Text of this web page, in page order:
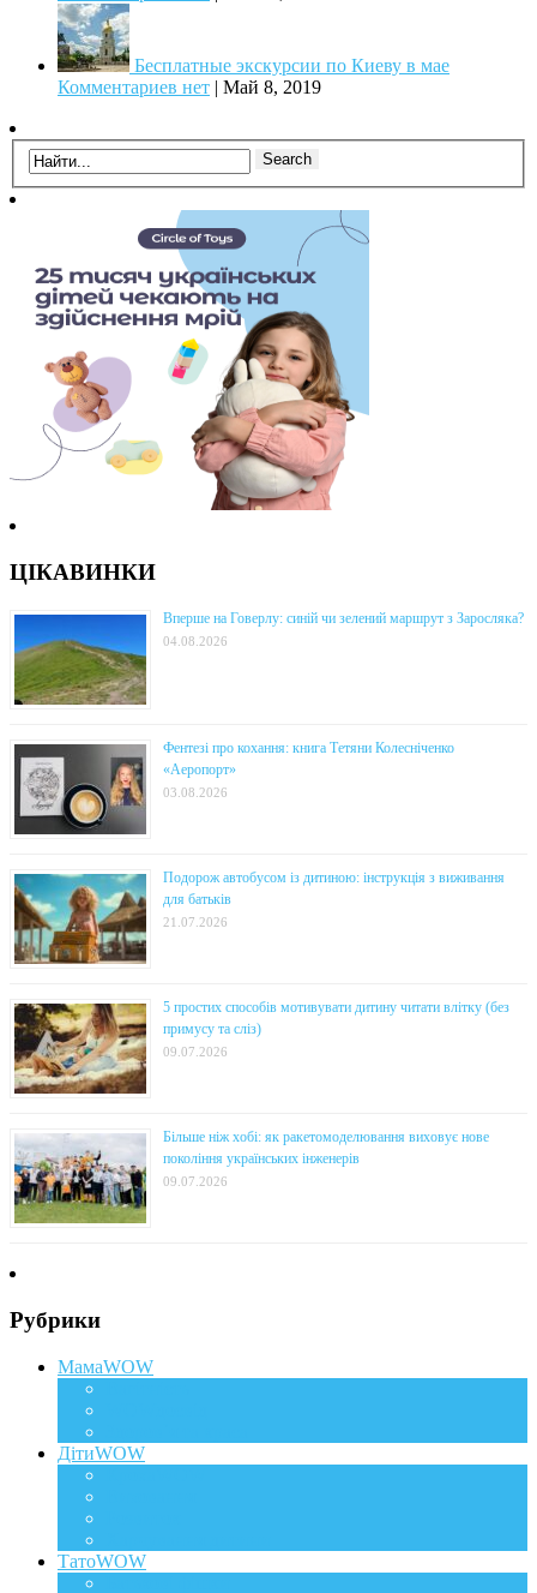
Бесплатные экскурсии по Киеву в мае
Комментариев нет | Май 8, 2019
ЦІКАВИНКИ
Вперше на Говерлу: синій чи зелений маршрут з Заросляка?
04.08.2026
Фентезі про кохання: книга Тетяни Колесніченко
«Аеропорт»
03.08.2026
Подорож автобусом із дитиною: інструкція з виживання
для батьків
21.07.2026
5 простих способів мотивувати дитину читати влітку (без
примусу та сліз)
09.07.2026
Більше ніж хобі: як ракетомоделювання виховує нове
покоління українських інженерів
09.07.2026
Рубрики
МамаWOW
ДітиWOW
ТатоWOW